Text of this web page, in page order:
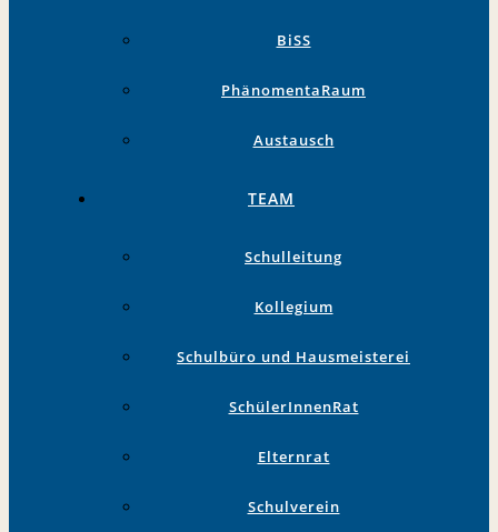
BiSS
PhänomentaRaum
Austausch
TEAM
Schulleitung
Kollegium
Schulbüro und Hausmeisterei
SchülerInnenRat
Elternrat
Schulverein